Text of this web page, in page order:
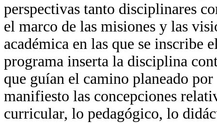
perspectivas tanto disciplinares
el marco de las misiones y las
académica en las que se inscribe
programa inserta la disciplina
que guían el camino planeado
manifiesto las concepciones
curricular, lo pedagógico, lo